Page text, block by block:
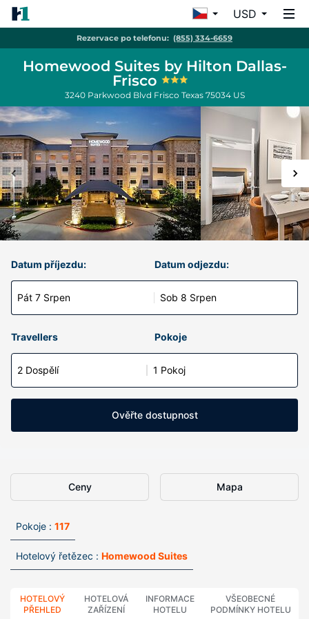
USD
Rezervace po telefonu: (855) 334-6659
Homewood Suites by Hilton Dallas-
Frisco
3240 Parkwood Blvd Frisco Texas 75034 US
Datum příjezdu:
Pát 7 Srpen
Datum odjezdu:
Sob 8 Srpen
Travellers Pokoje
2 Dospělí 1 Pokoj
Ověřte dostupnost
Ceny Mapa
Pokoje : 117
Hotelový řetězec : Homewood Suites
HOTELOVÝ
PŘEHLED
HOTELOVÁ
ZAŘÍZENÍ
INFORMACE
HOTELU
VŠEOBECNÉ
PODMÍNKY HOTELU